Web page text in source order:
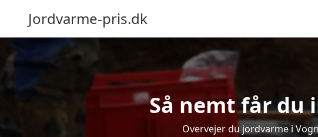
Jordvarme-pris.dk
Så nemt får du
Overvejer du jordvarme i